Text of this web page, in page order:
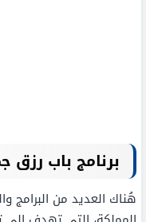
برنامج باب رزق
هُناك العديد من البرامج